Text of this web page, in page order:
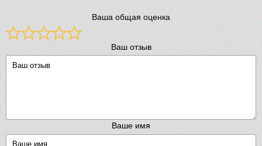
Ваша общая оценка
Ваш отзыв
Ваше имя